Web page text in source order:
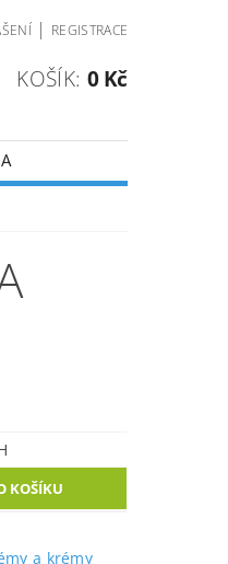
| REGISTRACE
KOŠÍK: 0 Kč
a krémy